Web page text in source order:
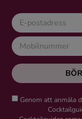
Genom att anmäla